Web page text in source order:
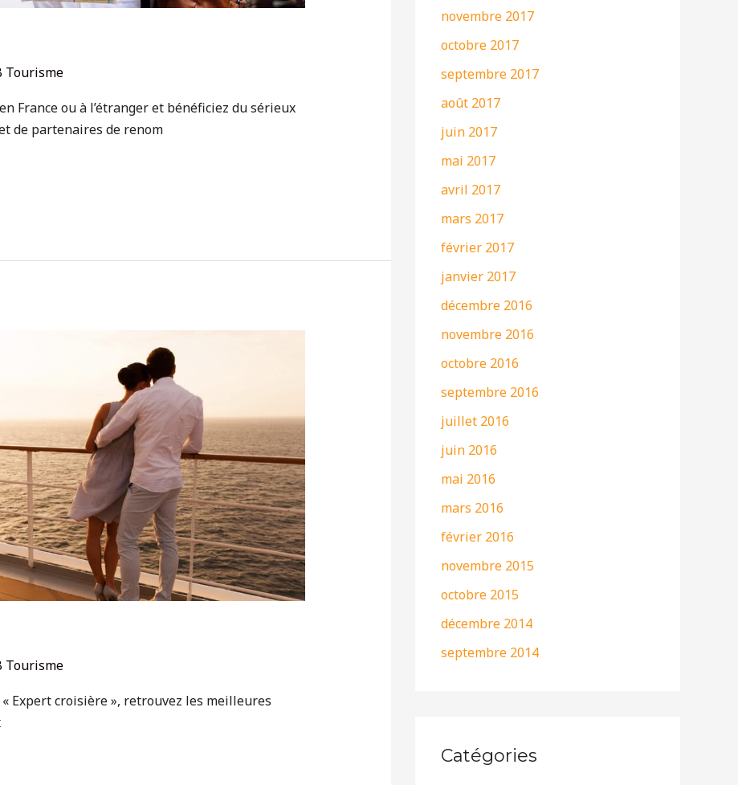
Tourisme
France ou à l’étranger et bénéficiez du sérieux
de partenaires de renom
Tourisme
Expert croisière », retrouvez les meilleures
novembre 2017
octobre 2017
septembre 2017
août 2017
juin 2017
mai 2017
avril 2017
mars 2017
février 2017
janvier 2017
décembre 2016
novembre 2016
octobre 2016
septembre 2016
juillet 2016
juin 2016
mai 2016
mars 2016
février 2016
novembre 2015
octobre 2015
décembre 2014
septembre 2014
Catégories